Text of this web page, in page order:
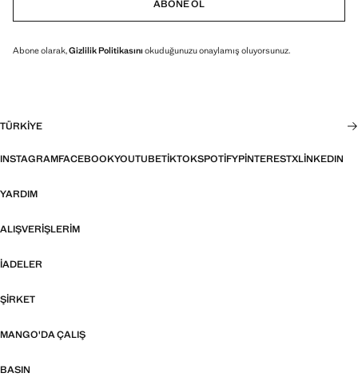
ABONE OL
Abone olarak,Gizlilik Politikasını okuduğunuzu onaylamış oluyorsunuz.
TÜRKIYE
INSTAGRAMFACEBOOKYOUTUBETIKTOKSPOTIFYPINTERESTXLINKEDIN
YARDIM
ALIŞVERIŞLERIM
İADELER
ŞIRKET
MANGO'DA ÇALIŞ
BASIN